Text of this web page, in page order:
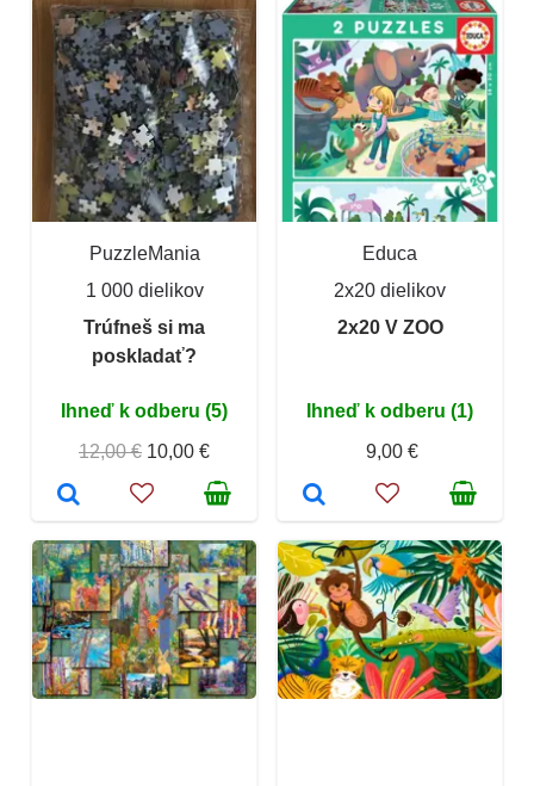
PuzzleMania
1 000 dielikov
Trúfneš si ma
poskladať?
Ihneď k odberu (5)
12,00 € 10,00 €
Educa
2x20 dielikov
2x20 V ZOO
Ihneď k odberu (1)
9,00 €